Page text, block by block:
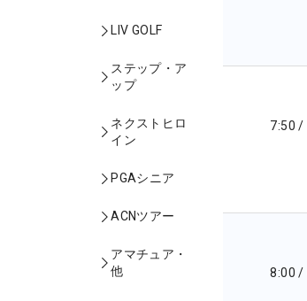
LIV GOLF
ステップ・ア
ップ
ネクストヒロ
イン
PGAシニア
ACNツアー
アマチュア・
他
7:50 /
8:00 /